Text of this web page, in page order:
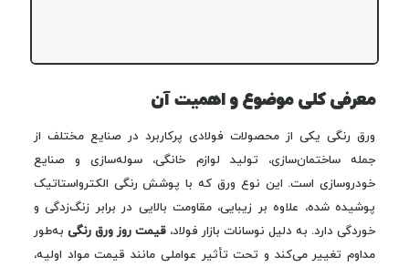
معرفی کلی موضوع و اهمیت آن
ورق رنگی یکی از محصولات فولادی پرکاربرد در صنایع مختلف از
جمله ساختمان‌سازی، تولید لوازم خانگی، سوله‌سازی و صنایع
خودروسازی است. این نوع ورق که با پوشش رنگی الکترواستاتیک
پوشیده شده، علاوه بر زیبایی، مقاومت بالایی در برابر زنگ‌زدگی و
خوردگی دارد. به دلیل نوسانات بازار فولاد،قیمت روز ورق رنگی به‌طور
مداوم تغییر می‌کند و تحت تأثیر عواملی مانند قیمت مواد اولیه،